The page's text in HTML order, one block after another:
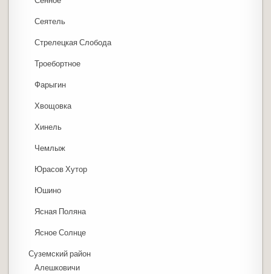
Сеятель
Стрелецкая Слобода
Троебортное
Фарыгин
Хвощовка
Хинель
Чемлыж
Юрасов Хутор
Юшино
Ясная Поляна
Ясное Солнце
Суземский район
Алешковичи